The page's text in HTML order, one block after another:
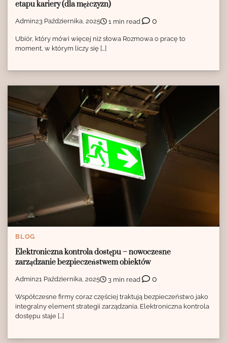
etapu kariery (dla mężczyzn)
Admin23 Października, 2025 1 min read 0
Ubiór, który mówi więcej niż słowa Rozmowa o pracę to
moment, w którym liczy się […]
BLOG
Elektroniczna kontrola dostępu – nowoczesne
zarządzanie bezpieczeństwem obiektów
Admin21 Października, 2025 3 min read 0
Współczesne firmy coraz częściej traktują bezpieczeństwo jako
integralny element strategii zarządzania. Elektroniczna kontrola
dostępu staje […]